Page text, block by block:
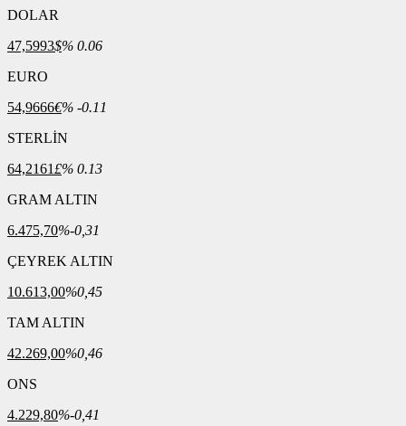
DOLAR
47,5993$% 0.06
EURO
54,9666€% -0.11
STERLİN
64,2161£% 0.13
GRAM ALTIN
6.475,70%-0,31
ÇEYREK ALTIN
10.613,00%0,45
TAM ALTIN
42.269,00%0,46
ONS
4.229,80%-0,41